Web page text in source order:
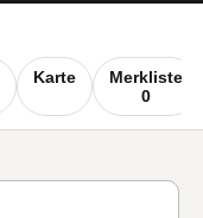
Karte
Merkliste
0